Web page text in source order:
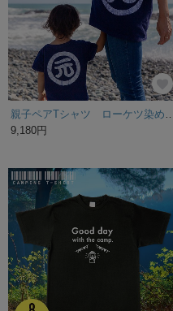
9,180円